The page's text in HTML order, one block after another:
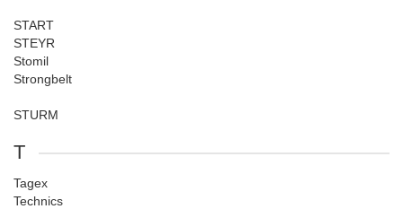
START
STEYR
Stomil
Strongbelt
STURM
T
Tagex
Technics